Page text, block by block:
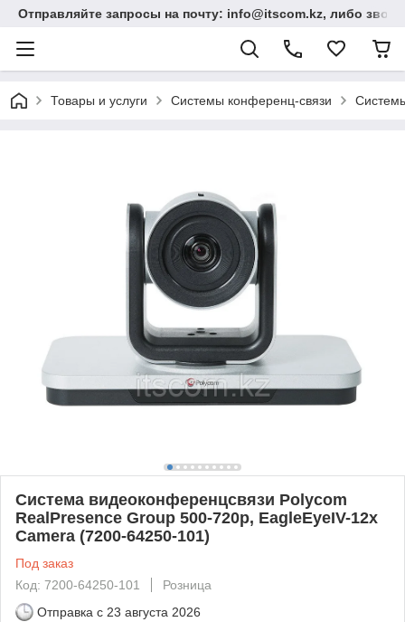
Отправляйте запросы на почту: info@itscom.kz, либо
Товары и услуги Системы конференц-связи
Система видеоконференцсвязи Polycom
RealPresence Group 500-720p, EagleEyeIV-12x
Сamera (7200-64250-101)
Под заказ
Код: 7200-64250-101
Розница
Отправка с 23 августа 2026